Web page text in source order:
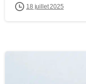
18 juillet 2025